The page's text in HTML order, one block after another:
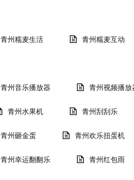
青州糯麦生活 青州糯麦互动
青州音乐播放器 青州视频播放
青州水果机 青州刮刮乐
青州砸金蛋 青州欢乐扭蛋机
青州幸运翻翻乐 青州红包雨